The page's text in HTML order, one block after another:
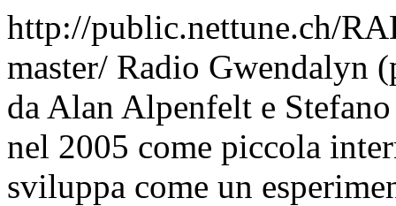
http://public.nettune.ch/
master/ Radio Gwendalyn
da Alan Alpenfelt e
nel 2005 come piccola
sviluppa come un